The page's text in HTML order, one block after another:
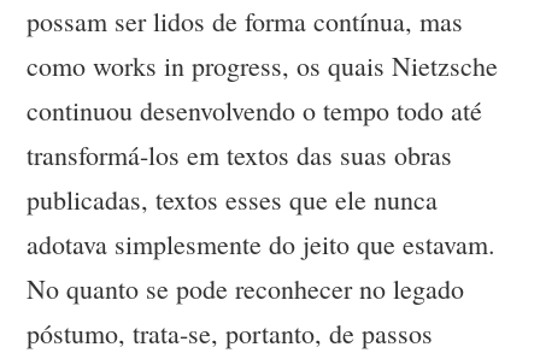
possam ser lidos de forma contínua, mas
como works in progress, os quais Nietzsche
continuou desenvolvendo o tempo todo até
transformá-los em textos das suas obras
publicadas, textos esses que ele nunca
adotava simplesmente do jeito que estavam.
No quanto se pode reconhecer no legado
póstumo, trata-se, portanto, de passos